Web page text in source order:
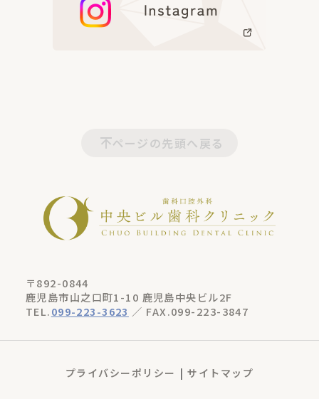
ページの先頭へ戻る
〒892-0844
鹿児島市山之口町1-10 鹿児島中央ビル2F
TEL.099-223-3623 ／ FAX.099-223-3847
プライバシーポリシー サイトマップ